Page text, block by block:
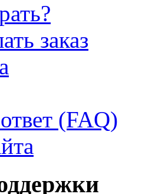
заказ
(FAQ)